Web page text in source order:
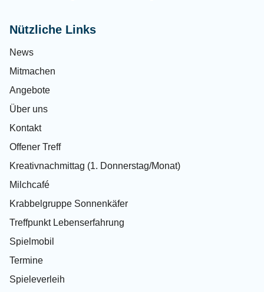
Nützliche Links
News
Mitmachen
Angebote
Über uns
Kontakt
Offener Treff
Kreativnachmittag (1. Donnerstag/Monat)
Milchcafé
Krabbelgruppe Sonnenkäfer
Treffpunkt Lebenserfahrung
Spielmobil
Termine
Spieleverleih